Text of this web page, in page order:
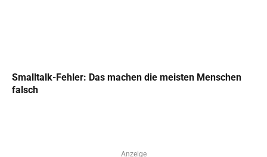
Smalltalk-Fehler: Das machen die meisten Menschen
falsch
Anzeige